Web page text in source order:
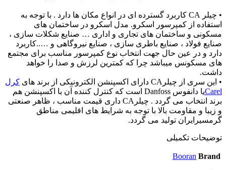
• چیلر CA کاربرد گسترده ای در انواع مکان ها دارد . با توجه به
استفاده از کمپرسور اسکرو. مدل اسکرو در ساختمان های
مسکونی و ساختمان های تجاری و اداری … صنایع شکلات سازی ،
صنایع فولاد ، صنایع باطری سازی ، صنایع نیروگاهی و …..کاربرد
دارد و در عین حال جهت انتخاب نوع کمپرسور مناسب برای مجتمع
های مسکونس میباشد چرا که کمترین لرزش و صدا را خواهد
داشت.
• این سری از چیلرCA دارای اکسپنشن الکترونیکی از برند های
کرل
Carel
یا دانفوس Danfoss است که کنترل کننده آن با اکسپنشن هم
برند انتخاب می گردد . چیلرCA داری قیمت مناسب ، ظاهر صنعتی
و زیبا و مقاومت بالا با توجه به شرایط های اقلیمی مناطق
گرمسیرایران تولید می گردد.
توضیحات تکمیلی
Brand
Booran